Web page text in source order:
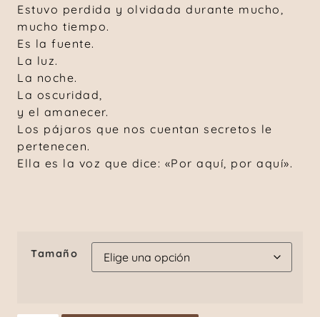
Estuvo perdida y olvidada durante mucho,
mucho tiempo.
Es la fuente.
La luz.
La noche.
La oscuridad,
y el amanecer.
Los pájaros que nos cuentan secretos le
pertenecen.
Ella es la voz que dice: «Por aquí, por aquí».
Tamaño